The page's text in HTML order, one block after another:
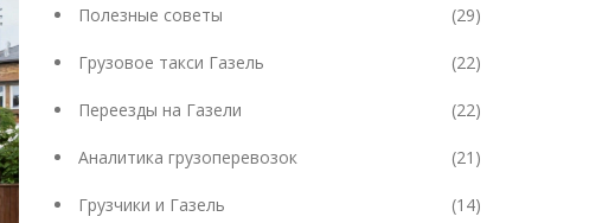
Полезные советы (29)
Грузовое такси Газель (22)
Переезды на Газели (22)
Аналитика грузоперевозок (21)
Грузчики и Газель (14)